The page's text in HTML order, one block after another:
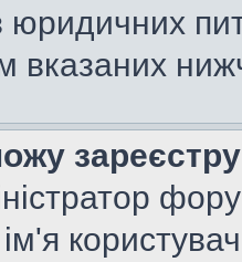
юридичних
вказаних